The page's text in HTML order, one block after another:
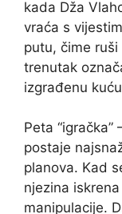
kada Dža
vraća s
putu, čime
trenutak
izgrađenu
Peta
postaje
planova. Kad
njezina
manipulacije.